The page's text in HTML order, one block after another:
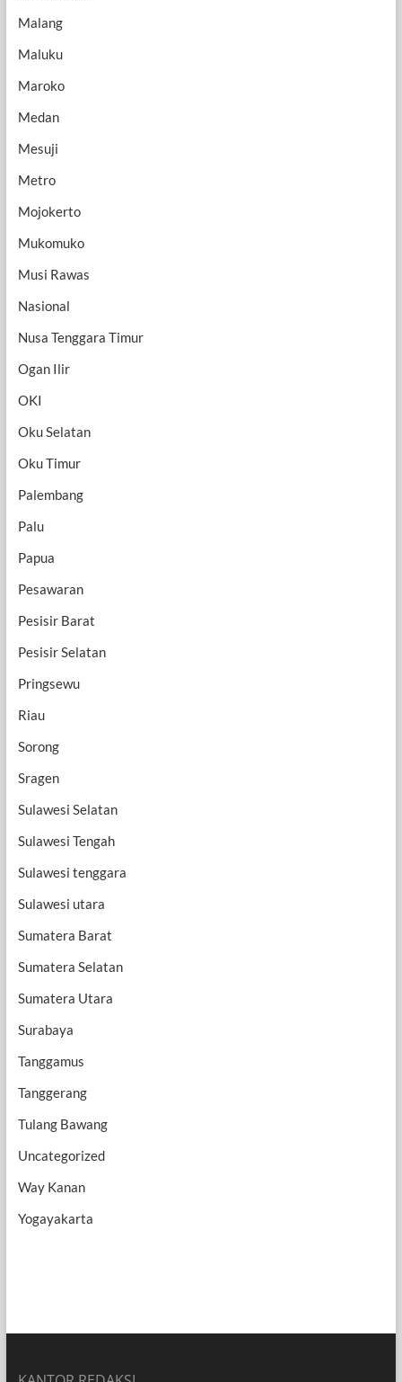
Malang
Maluku
Maroko
Medan
Mesuji
Metro
Mojokerto
Mukomuko
Musi Rawas
Nasional
Nusa Tenggara Timur
Ogan Ilir
OKI
Oku Selatan
Oku Timur
Palembang
Palu
Papua
Pesawaran
Pesisir Barat
Pesisir Selatan
Pringsewu
Riau
Sorong
Sragen
Sulawesi Selatan
Sulawesi Tengah
Sulawesi tenggara
Sulawesi utara
Sumatera Barat
Sumatera Selatan
Sumatera Utara
Surabaya
Tanggamus
Tanggerang
Tulang Bawang
Uncategorized
Way Kanan
Yogayakarta